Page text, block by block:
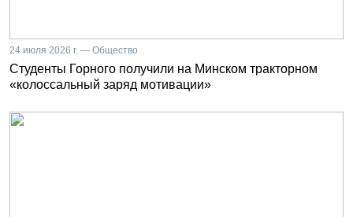
24 июля 2026 г. — Общество
Студенты Горного получили на Минском тракторном
«колоссальный заряд мотивации»